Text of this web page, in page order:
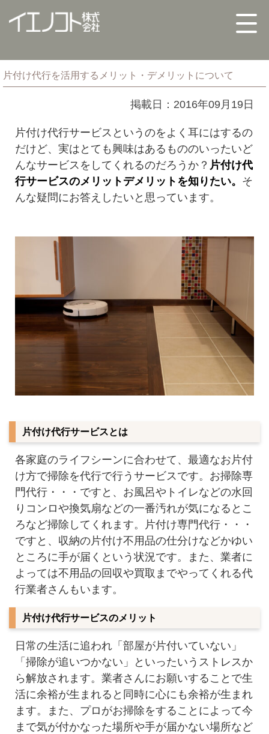
片付け代行を活用するメリット・デメリットについて
掲載日：2016年09月19日
片付け代行サービスというのをよく耳にはするの
だけど、実はとても興味はあるもののいったいど
んなサービスをしてくれるのだろうか？ 片付け代
行サービスのメリットデメリットを知りたい。 そ
んな疑問にお答えしたいと思っています。
片付け代行サービスとは
各家庭のライフシーンに合わせて、最適なお片付
け方で掃除を代行で行うサービスです。お掃除専
門代行・・・ですと、お風呂やトイレなどの水回
りコンロや換気扇などの一番汚れが気になるとこ
ろなど掃除してくれます。片付け専門代行・・・
ですと、収納の片付け不用品の仕分けなどかゆい
ところに手が届くという状況です。また、業者に
よっては不用品の回収や買取までやってくれる代
行業者さんもいます。
片付け代行サービスのメリット
日常の生活に追われ「部屋が片付いていない」
「掃除が追いつかない」といったいうストレスか
ら解放されます。業者さんにお願いすることで生
活に余裕が生まれると同時に心にも余裕が生まれ
ます。また、プロがお掃除をすることによって今
まで気が付かなった場所や手が届かない場所など